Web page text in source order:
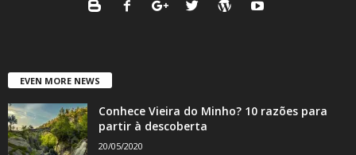
EVEN MORE NEWS
Conhece Vieira do Minho? 10 razões para
partir à descoberta
20/05/2020